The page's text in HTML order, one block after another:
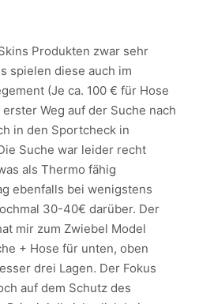
Produkten zwar sehr
spielen diese auch im
(Je ca. 100 € für Hose
Weg auf der Suche nach
in den Sportcheck in
Suche war leider recht
als Thermo fähig
ebenfalls bei wenigstens
30-40€ darüber. Der
mir zum Zwiebel Model
+ Hose für unten, oben
drei Lagen. Der Fokus
auf dem Schutz des